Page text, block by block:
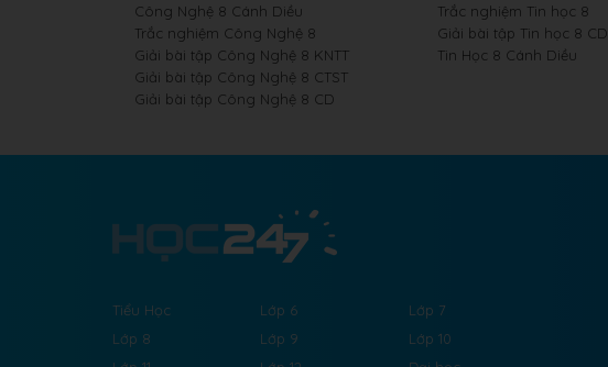
Công Nghệ 8 Cánh Diều
Trắc nghiệm Công Nghệ 8
Giải bài tập Công Nghệ 8 KNTT
Giải bài tập Công Nghệ 8 CTST
Giải bài tập Công Nghệ 8 CD
Trắc nghiệm Tin học 8
Giải bài tập Tin học 8 CD
Tin Học 8 Cánh Diều
Tiểu Học Lớp 6
Lớp 7
Lớp 8
Lớp 9
Lớp 10